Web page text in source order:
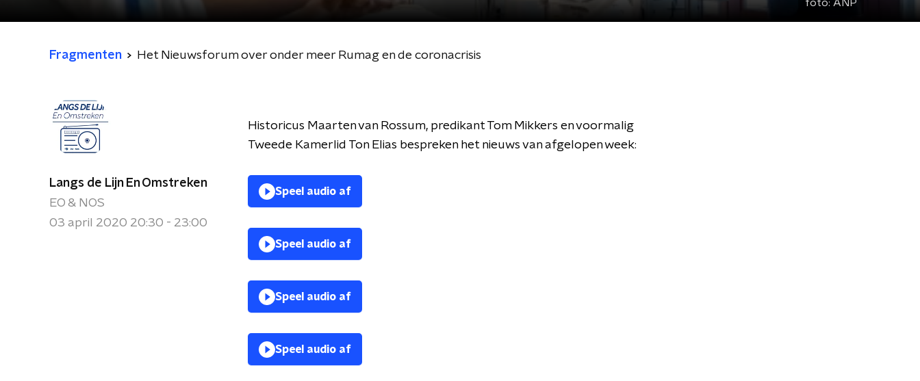
foto: ANP
Fragmenten Het Nieuwsforum over onder meer Rumag en de coronacrisis
Langs de Lijn En Omstreken
EO & NOS
03 april 2020 20:30 - 23:00
Historicus Maarten van Rossum, predikant Tom Mikkers en voormalig
Tweede Kamerlid Ton Elias bespreken het nieuws van afgelopen week:
Speel audio af
Speel audio af
Speel audio af
Speel audio af